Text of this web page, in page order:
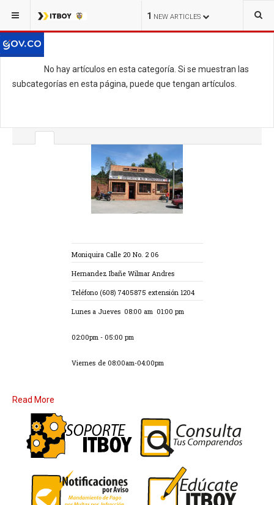
1 NEW ARTICLES
No hay artículos en esta categoría. Si se muestran las
subcategorías en esta página, puede que tengan artículos.
Moniquira Calle 20 No. 2 06
Hernandez Ibañe Wilmar Andres
Teléfono (608) 7405875 extensión 1204
Lunes a Jueves 08:00 am 01:00 pm
02:00pm - 05:00 pm
Viernes de 08:00am-04:00pm
Read More